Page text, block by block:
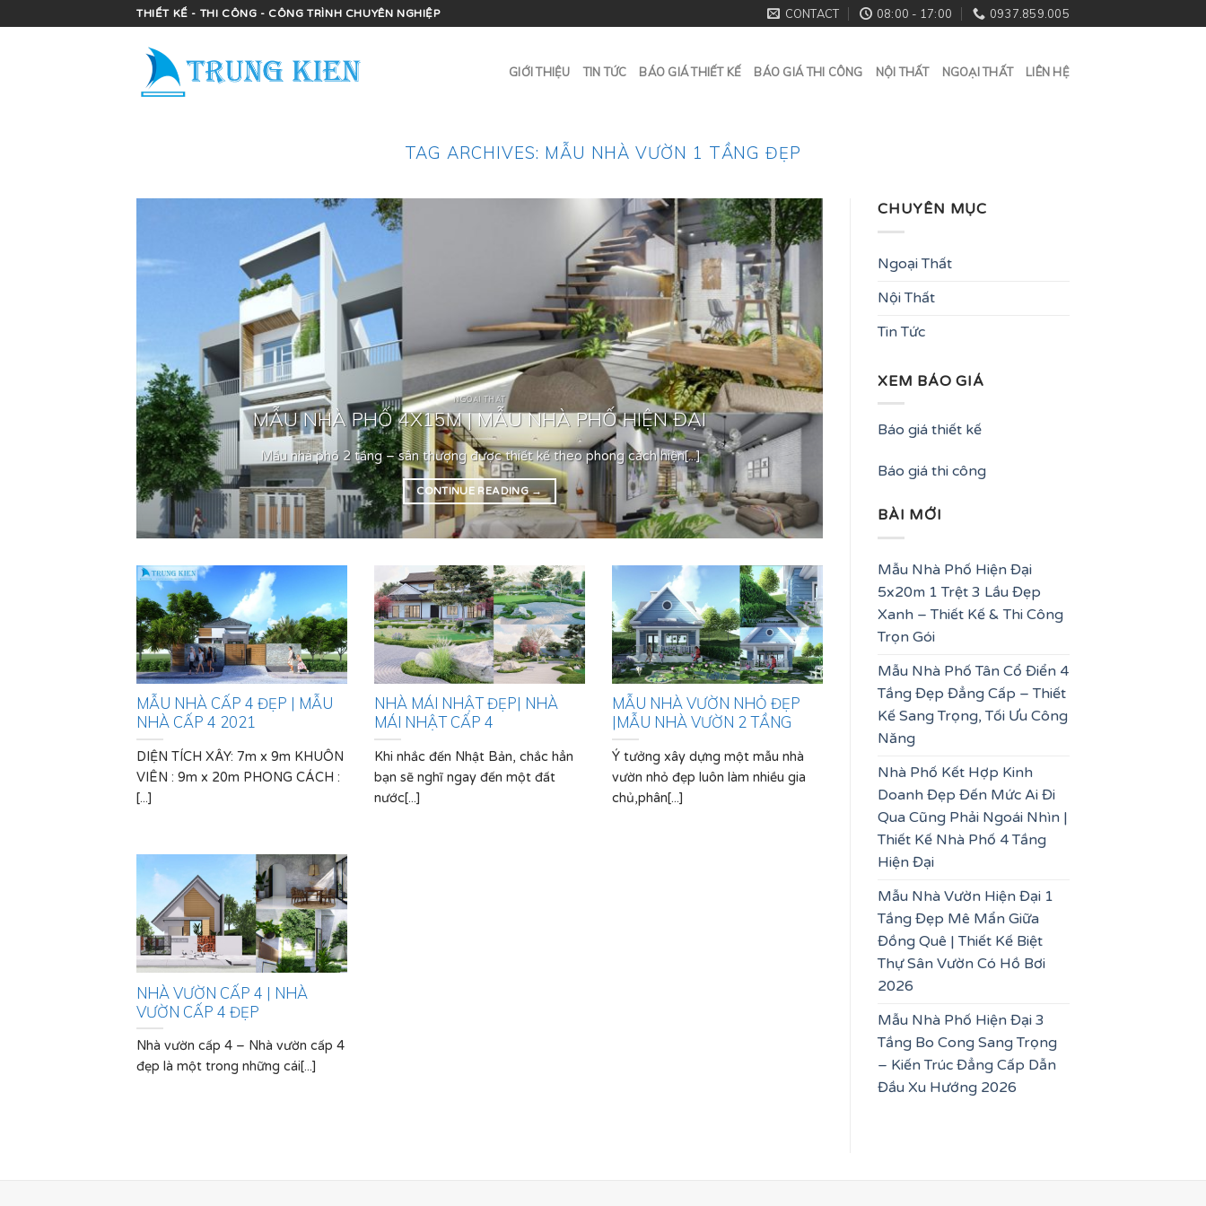
to
THIẾT KẾ - THI CÔNG - CÔNG TRÌNH CHUYÊN NGHIỆP CONTACT 08:00 - 17:00 0937.859.005
GIỚI THIỆU TIN TỨC BÁO GIÁ THIẾT KẾ BÁO GIÁ THI CÔNG NỘI THẤT NGOẠI THẤT LIÊN HỆ
TAG ARCHIVES: MẪU NHÀ VƯỜN 1 TẦNG ĐẸP
NGOẠI THẤT
MẪU NHÀ PHỐ 4X15M | MẪU NHÀ PHỐ HIỆN ĐẠI
Mẫu nhà phố 2 tầng – sân thượng được thiết kế theo phong cách hiện[...]
CONTINUE READING→
MẪU NHÀ CẤP 4 ĐẸP | MẪU
NHÀ CẤP 4 2021
DIỆN TÍCH XÂY: 7m x 9m KHUÔN
VIÊN : 9m x 20m PHONG CÁCH :
[...]
NHÀ MÁI NHẬT ĐẸP| NHÀ
MÁI NHẬT CẤP 4
Khi nhắc đến Nhật Bản, chắc hẳn
bạn sẽ nghĩ ngay đến một đất
nước[...]
MẪU NHÀ VƯỜN NHỎ ĐẸP
|MẪU NHÀ VƯỜN 2 TẦNG
Ý tưởng xây dựng một mẫu nhà
vườn nhỏ đẹp luôn làm nhiều gia
chủ,phân[...]
NHÀ VƯỜN CẤP 4 | NHÀ
VƯỜN CẤP 4 ĐẸP
Nhà vườn cấp 4 – Nhà vườn cấp 4
đẹp là một trong những cái[...]
CHUYÊN MỤC
Ngoại Thất
Nội Thất
Tin Tức
XEM BÁO GIÁ
Báo giá thiết kế
Báo giá thi công
BÀI MỚI
Mẫu Nhà Phố Hiện Đại
5x20m 1 Trệt 3 Lầu Đẹp
Xanh – Thiết Kế & Thi Công
Trọn Gói
Mẫu Nhà Phố Tân Cổ Điển 4
Tầng Đẹp Đẳng Cấp – Thiết
Kế Sang Trọng, Tối Ưu Công
Năng
Nhà Phố Kết Hợp Kinh
Doanh Đẹp Đến Mức Ai Đi
Qua Cũng Phải Ngoái Nhìn |
Thiết Kế Nhà Phố 4 Tầng
Hiện Đại
Mẫu Nhà Vườn Hiện Đại 1
Tầng Đẹp Mê Mẩn Giữa
Đồng Quê | Thiết Kế Biệt
Thự Sân Vườn Có Hồ Bơi
2026
Mẫu Nhà Phố Hiện Đại 3
Tầng Bo Cong Sang Trọng
– Kiến Trúc Đẳng Cấp Dẫn
Đầu Xu Hướng 2026